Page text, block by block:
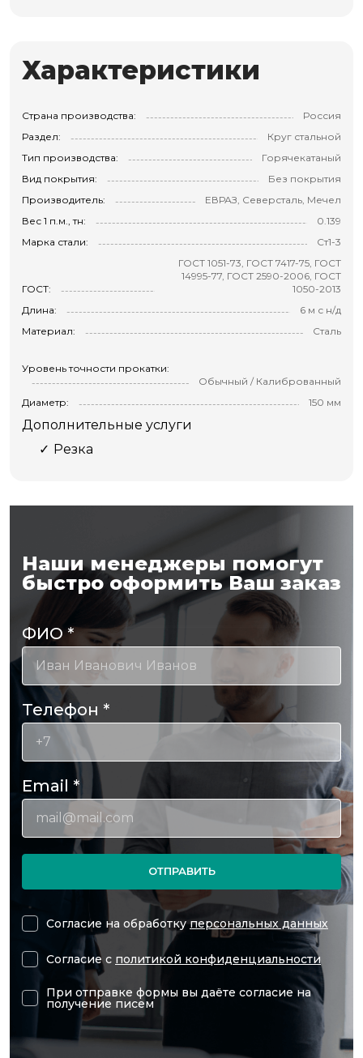
Характеристики
Страна производства:
Россия
Раздел:
Круг стальной
Тип производства:
Горячекатаный
Вид покрытия:
Без покрытия
Производитель:
ЕВРАЗ, Северсталь, Мечел
Вес 1 п.м., тн:
0.139
Марка стали:
Ст1-3
ГОСТ:
ГОСТ 1051-73, ГОСТ 7417-75, ГОСТ
14995-77, ГОСТ 2590-2006, ГОСТ
1050-2013
Длина:
6 м с н/д
Материал:
Сталь
Уровень точности прокатки:
Обычный / Калиброванный
Диаметр:
150 мм
Дополнительные услуги
Резка
Наши менеджеры помогут
быстро оформить Ваш заказ
ФИО*
Телефон *
Email *
ОТПРАВИТЬ
Согласие на обработкуперсональных данных
Согласие с политикой конфиденциальности
При отправке формы вы даёте согласие на
получение писем